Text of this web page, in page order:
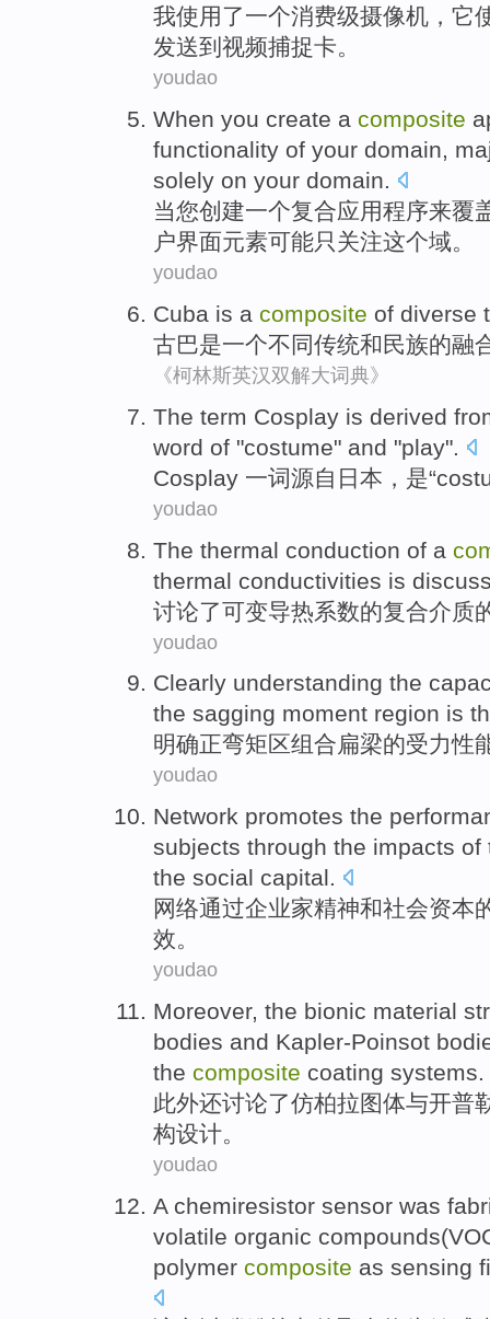
我使用了一个消费级摄像机 ， 它
发送到 视频捕捉卡。
youdao
When you create a composite
functionality of your domain,
solely on your domain.
当您创建一个复合应用程序来覆
户界面元素可能只 关注这个域。
youdao
Cuba is a composite of diverse
古巴是一个不同传统和 民族的融
《柯林斯英汉双解大词典》
The term Cosplay is derived
word of "costume" and "play".
Cosplay 一词源自 日本 ， 是“
youdao
The thermal conduction of a
thermal conductivities is
讨论了可变导热系数的复合介质
youdao
Clearly understanding the
the sagging moment region is
明确正弯矩区组合扁梁的受力性
youdao
Network promotes the
subjects through the impacts of
the social capital.
网络通过企业家精神和社会资本
效。
youdao
Moreover, the bionic material
bodies and Kapler-Poinsot
the composite coating systems.
此外还讨论了仿柏拉图体与开普
构设计。
youdao
A chemiresistor sensor was
volatile organic compounds(
polymer composite as sensing